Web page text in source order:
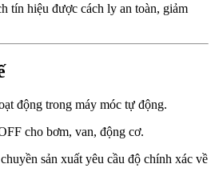
tín hiệu được cách ly an toàn, giảm
động trong máy móc tự động.
cho bơm, van, động cơ.
sản xuất yêu cầu độ chính xác về